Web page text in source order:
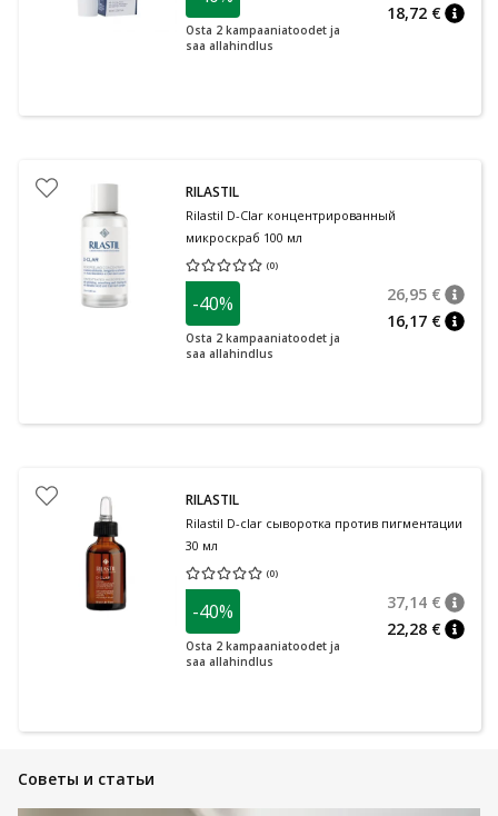
Osta 2 kampaaniatoodet ja
saa allahindlus
18,72 €
RILASTIL
Rilastil D-Clar концентрированный
микроскраб 100 мл
(0)
Средняя оценка 0.00
-40%
Osta 2 kampaaniatoodet ja
saa allahindlus
26,95 €
16,17 €
RILASTIL
Rilastil D-clar сыворотка против пигментации
30 мл
(0)
Средняя оценка 0.00
-40%
Osta 2 kampaaniatoodet ja
saa allahindlus
37,14 €
22,28 €
Советы и статьи